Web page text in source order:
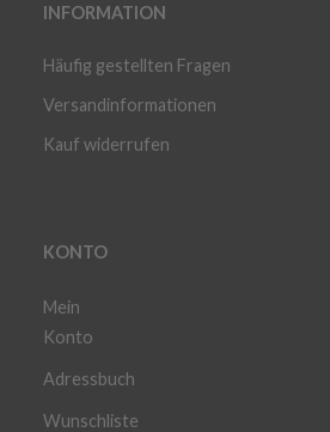
INFORMATION
Häufig gestellten Fragen
Versandinformationen
Kauf widerrufen
KONTO
Mein
Konto
Adressbuch
Wunschliste